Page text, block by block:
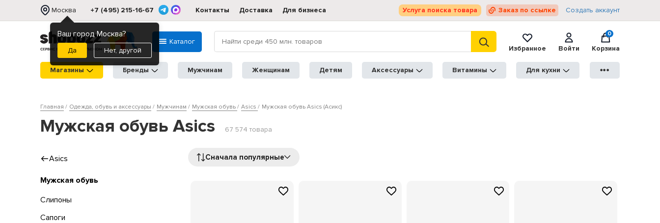
Москва
Ваш город Москва?
Нет, другой
+7 (495) 215-16-67 Контакты Доставка Для бизнеса Услуга поиска товара Заказ по ссылке Создать аккаунт
Каталог
Избранное
Войти
0
Корзина
Магазины Бренды Мужчинам Женщинам Детям Аксессуары Витамины Для кухни ●●●
Главная Одежда, обувь и аксессуары Мужчинам Мужская обувь Asics Мужская обувь Asics (Асикс)
Мужская обувь Asics 67 574 товарa
Asics
Мужская обувь
Слипоны
Сапоги
Сначала популярные